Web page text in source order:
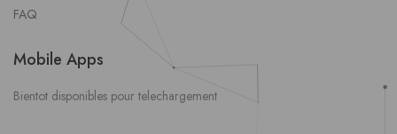
FAQ
Mobile Apps
Bientot disponibles pour telechargement